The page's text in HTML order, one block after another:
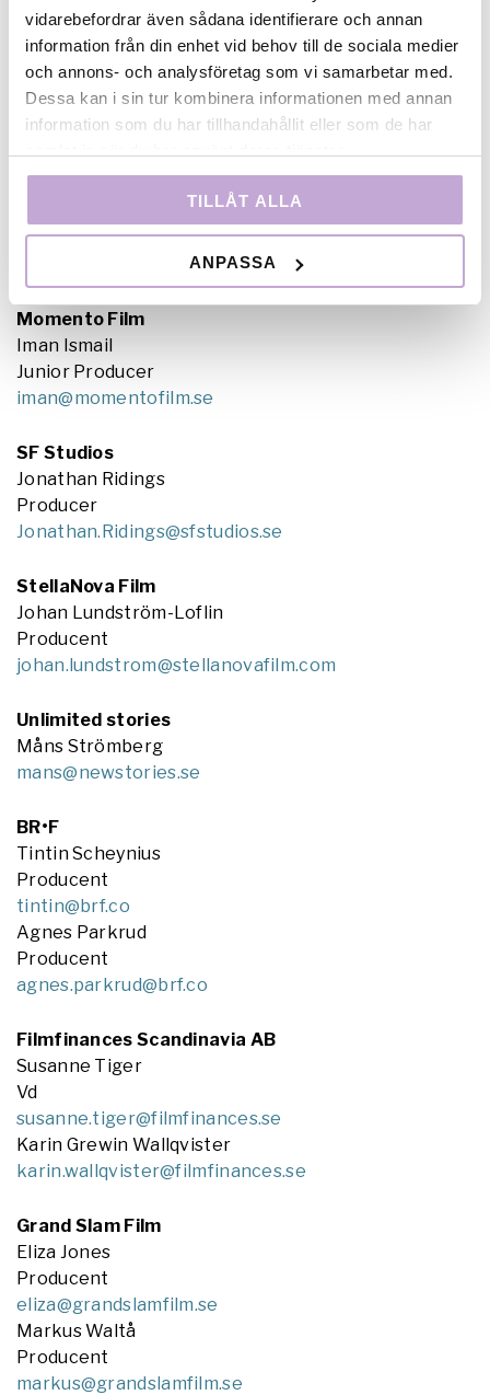
vidarebefordrar även sådana identifierare och annan
information från din enhet vid behov till de sociala medier
och annons- och analysföretag som vi samarbetar med.
Dessa kan i sin tur kombinera informationen med annan
information som du har tillhandahållit eller som de har
TILLÅT ALLA
ANPASSA
Filmlance
Anna Wallmark
Producent
anna.wallmark@filmlance.se
Producent
veronika.ohnedal@metafilm.se
Momento Film
Iman Ismail
Junior Producer
iman@momentofilm.se
SF Studios
Jonathan Ridings
Producer
Jonathan.Ridings@sfstudios.se
StellaNova Film
Johan Lundström-Loflin
Producent
johan.lundstrom@stellanovafilm.com
Unlimited stories
Måns Strömberg
mans@newstories.se
BR•F
Tintin Scheynius
Producent
tintin@brf.co
Agnes Parkrud
Producent
agnes.parkrud@brf.co
Filmfinances Scandinavia AB
Susanne Tiger
Vd
susanne.tiger@filmfinances.se
Karin Grewin Wallqvister
karin.wallqvister@filmfinances.se
Grand Slam Film
Eliza Jones
Producent
eliza@grandslamfilm.se
Markus Waltå
Producent
markus@grandslamfilm.se